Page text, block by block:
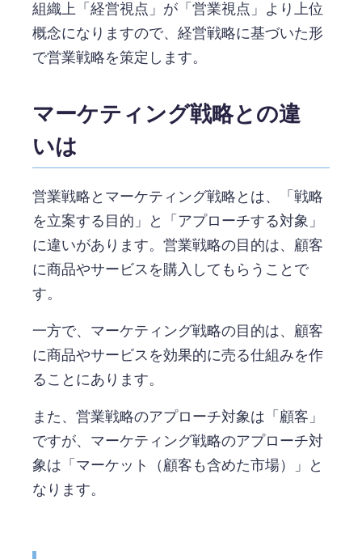
組織上「経営視点」が「営業視点」より上位
概念になりますので、経営戦略に基づいた形
で営業戦略を策定します。
マーケティング戦略との違
いは
営業戦略とマーケティング戦略とは、「戦略
を立案する目的」と「アプローチする対象」
に違いがあります。営業戦略の目的は、顧客
に商品やサービスを購入してもらうことで
す。
一方で、マーケティング戦略の目的は、顧客
に商品やサービスを効果的に売る仕組みを作
ることにあります。
また、営業戦略のアプローチ対象は「顧客」
ですが、マーケティング戦略のアプローチ対
象は「マーケット（顧客も含めた市場）」と
なります。